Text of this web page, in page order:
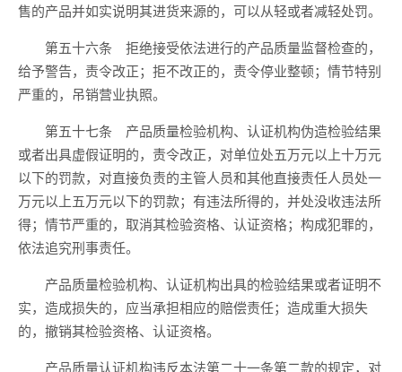
售的产品并如实说明其进货来源的，可以从轻或者减轻处罚。
第五十六条 拒绝接受依法进行的产品质量监督检查的，
给予警告，责令改正；拒不改正的，责令停业整顿；情节特别
严重的，吊销营业执照。
第五十七条 产品质量检验机构、认证机构伪造检验结果
或者出具虚假证明的，责令改正，对单位处五万元以上十万元
以下的罚款，对直接负责的主管人员和其他直接责任人员处一
万元以上五万元以下的罚款；有违法所得的，并处没收违法所
得；情节严重的，取消其检验资格、认证资格；构成犯罪的，
依法追究刑事责任。
产品质量检验机构、认证机构出具的检验结果或者证明不
实，造成损失的，应当承担相应的赔偿责任；造成重大损失
的，撤销其检验资格、认证资格。
产品质量认证机构违反本法第二十一条第二款的规定，对